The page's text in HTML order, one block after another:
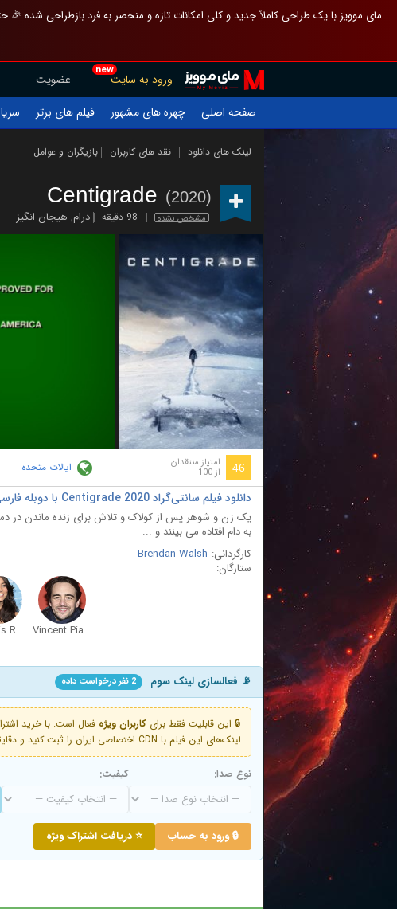
مای موویز با یک طراحی کاملاً جدید و کلی امکانات تازه و منحصر به فرد بازطراحی
new
ورود به سایت عضویت
صفحه اصلی
چهره های مشهور فیلم های برتر
لینک های دانلود نقد های کاربران بازیگران و عوامل
Centigrade (2020)
مشخص نشده 98 دقیقه درام, هیجان انگیز
46 امتیاز منتقدان
از 100 ایالات متحده
دانلود فیلم سانتی‌گراد Centigrade 2020 با دوبله فارسی
یک زن و شوهر پس از کولاک و تلاش برای زنده ماندن در
به دام افتاده می بینند و ...
کارگردانی: Brendan Walsh
ستارگان:
Vincent Piazza
Genesis Rodriguez
📡 فعالسازی لینک سوم 2 نفر درخواست داده
🔒 این قابلیت فقط برای کاربران ویژه
لینک‌های این فیلم با CDN اختصاصی ایران را ثبت کنید و دقایقی بعد به لینک سوم آن دسترسی خواهید داشت
نوع صدا: کیفیت:
🔒 ورود به حساب ⭐ دریافت اشتراک ویژه